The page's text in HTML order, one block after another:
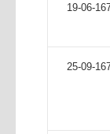
19-06-
25-09-